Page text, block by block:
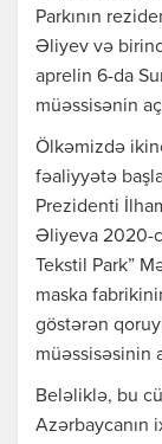
Parkının
Əliyev və
aprelin 6-da
müəssisənin
Ölkəmizdə
fəaliyyətə
Prezidenti
Əliyeva 2020-ci
Tekstil Park”
maska
göstərən
müəssisəsinin
Beləliklə, bu
Azərbaycanın